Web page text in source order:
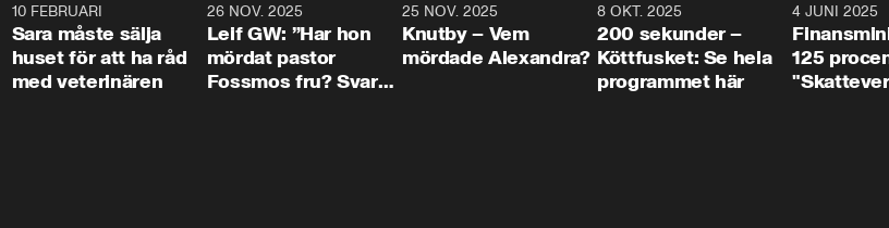
10 FEBRUARI
Sara måste sälja
huset för att ha råd
med veterinären
26 NOV. 2025
Leif GW: ”Har hon
mördat pastor
Fossmos fru? Svar
31:05
25 NOV. 2025
Knutby – Vem
mördade Alexandra?
4:29
8 OKT. 2025
200 sekunder –
Köttfusket: Se hela
programmet här
4 JUNI 2025
125